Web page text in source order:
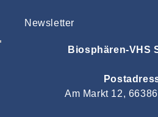
Newsletter
Biosphären-VHS
Am Markt 12,